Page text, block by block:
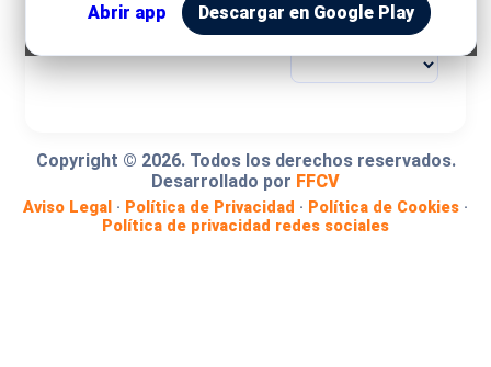
Abrir app Descargar en Google Play
GRUPO
Copyright © 2026. Todos los derechos reservados.
Desarrollado por FFCV
Aviso Legal · Política de Privacidad · Política de Cookies ·
Política de privacidad redes sociales